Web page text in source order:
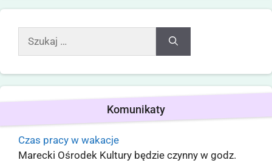
Komunikaty
Czas pracy w wakacje
Marecki Ośrodek Kultury będzie czynny w godz.